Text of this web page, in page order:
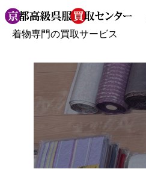
着物専門の買取サービス